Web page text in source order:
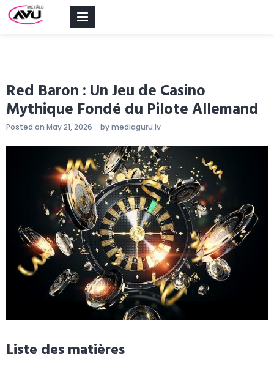
Red Baron : Un Jeu de Casino
Mythique Fondé du Pilote Allemand
Posted on May 21, 2026 bymediaguru.lv
Liste des matières